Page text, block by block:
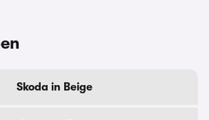
Skoda in Beige